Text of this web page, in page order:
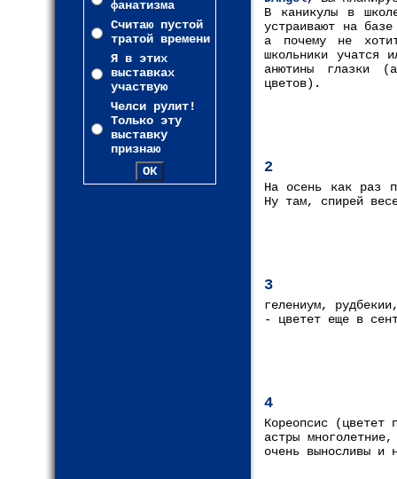
фанатизма
Считаю пустой
тратой времени
Я в этих
выставках
участвую
Челси рулит!
Только эту
выставку
признаю
В каникулы в
устраивают на
а почему не
школьники учатся
анютины глазки
цветов).
2
На осень как раз
Ну там, спирей
3
гелениум,
- цветет еще в
4
Кореопсис (цветет
астры
очень выносливы и